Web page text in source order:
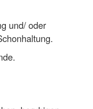
und/ oder